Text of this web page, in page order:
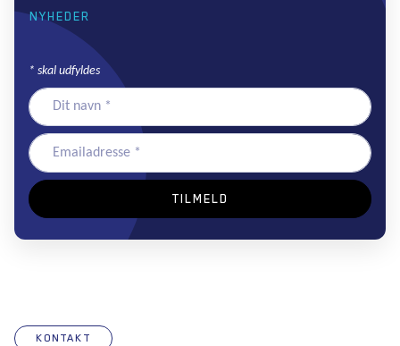
NYHEDER
* skal udfyldes
KONTAKT